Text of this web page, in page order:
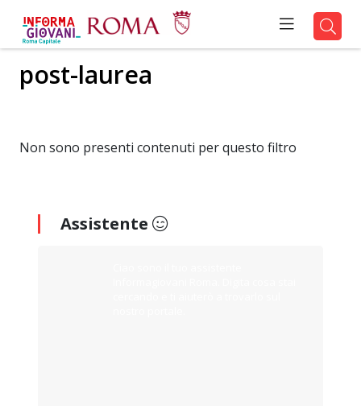
post-laurea
Non sono presenti contenuti per questo filtro
Assistente